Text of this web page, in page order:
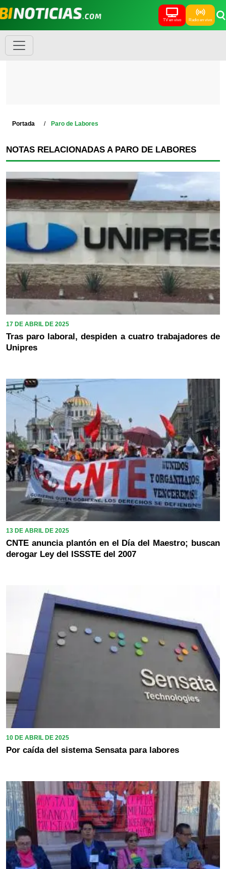
TV en vivo Radio en vivo
Portada Paro de Labores
NOTAS RELACIONADAS A PARO DE LABORES
17 DE ABRIL DE 2025
Tras paro laboral, despiden a cuatro trabajadores de
Unipres
13 DE ABRIL DE 2025
CNTE anuncia plantón en el Día del Maestro; buscan
derogar Ley del ISSSTE del 2007
10 DE ABRIL DE 2025
Por caída del sistema Sensata para labores